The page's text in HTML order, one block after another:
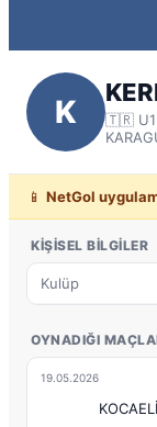
K 🇹🇷
📱 NetGol
KIŞISEL BILGILER
Kulüp
OYNADIĞI
19.05.2026